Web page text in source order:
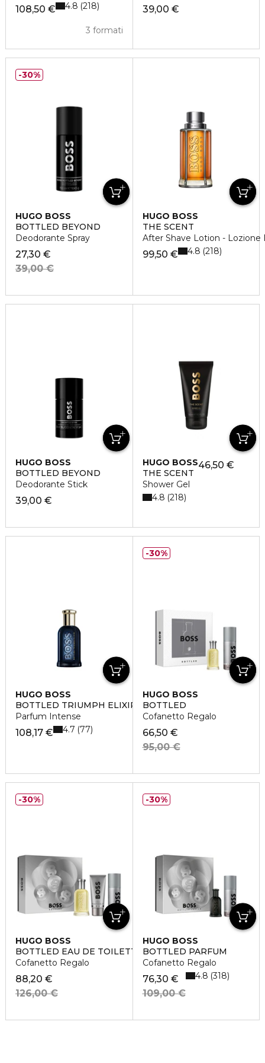
108,50 €
3 formati
4.8 218 39,00 €
HUGO BOSS
BOTTLED BEYOND
Deodorante Spray
27,30 €
39,00 €
30%
HUGO BOSS
THE SCENT
After Shave Lotion - Lozione
99,50 € 4.8 218
HUGO BOSS
BOTTLED BEYOND
Deodorante Stick
39,00 €
HUGO BOSS
THE SCENT
Shower Gel
46,50 €
4.8 218
HUGO BOSS
BOTTLED TRIUMPH ELIXIR
Parfum Intense
108,17 € 4.7 77
HUGO BOSS
BOTTLED
Cofanetto Regalo
66,50 €
95,00 €
30%
HUGO BOSS
BOTTLED EAU DE TOILETTE
Cofanetto Regalo
88,20 €
126,00 €
30%
HUGO BOSS
BOTTLED PARFUM
Cofanetto Regalo
76,30 €
109,00 €
4.8 318
30%